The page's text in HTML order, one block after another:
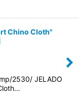
Chino Cloth"
2530/ JELADO